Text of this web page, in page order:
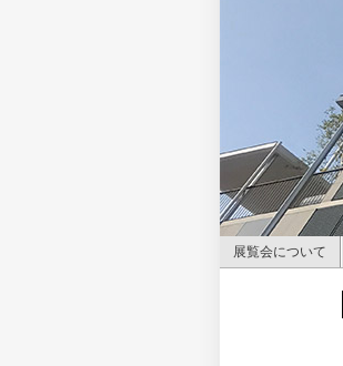
展覧会について